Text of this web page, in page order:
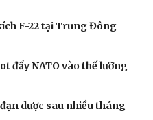
Công nghệ
Trải nghiệm
F-22 tại Trung Đông
đẩy NATO vào thế lưỡng
dược sau nhiều tháng